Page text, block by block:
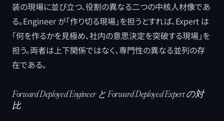
装の現場に並び立つ、役割の異なる二つの中核人材像であ
る。Engineer が「作り切る現場」を担うとすれば、Expert は
「何を作るかを見極め、社内の意思決定を突破する現場」を
担う。両者は上下関係ではなく、専門性の異なる並列の存
在である。
Forward Deployed Engineer と Forward Deployed Expert の対
比